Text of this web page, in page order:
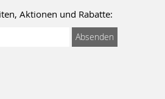
Aktionen und Rabatte:
Absenden